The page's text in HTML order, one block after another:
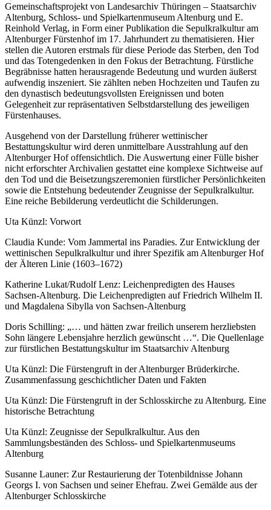
Gemeinschaftsprojekt von Landesarchiv Thüringen – Staatsarchiv
Altenburg, Schloss- und Spielkartenmuseum Altenburg und E.
Reinhold Verlag, in Form einer Publikation die Sepulkralkultur am
Altenburger Fürstenhof im 17. Jahrhundert zu thematisieren. Hier
stellen die Autoren erstmals für diese Periode das Sterben, den Tod
und das Totengedenken in den Fokus der Betrachtung. Fürstliche
Begräbnisse hatten herausragende Bedeutung und wurden äußerst
aufwendig inszeniert. Sie zählten neben Hochzeiten und Taufen zu
den dynastisch bedeutungsvollsten Ereignissen und boten
Gelegenheit zur repräsentativen Selbstdarstellung des jeweiligen
Fürstenhauses.
Ausgehend von der Darstellung früherer wettinischer
Bestattungskultur wird deren unmittelbare Ausstrahlung auf den
Altenburger Hof offensichtlich. Die Auswertung einer Fülle bisher
nicht erforschter Archivalien gestattet eine komplexe Sichtweise auf
den Tod und die Beisetzungszeremonien fürstlicher Persönlichkeiten
sowie die Entstehung bedeutender Zeugnisse der Sepulkralkultur.
Eine reiche Bebilderung verdeutlicht die Schilderungen.
Uta Künzl: Vorwort
Claudia Kunde: Vom Jammertal ins Paradies. Zur Entwicklung der
wettinischen Sepulkralkultur und ihrer Spezifik am Altenburger Hof
der Älteren Linie (1603–1672)
Katherine Lukat/Rudolf Lenz: Leichenpredigten des Hauses
Sachsen-Altenburg. Die Leichenpredigten auf Friedrich Wilhelm II.
und Magdalena Sibylla von Sachsen-Altenburg
Doris Schilling: „… und hätten zwar freilich unserem herzliebsten
Sohn längere Lebensjahre herzlich gewünscht …“. Die Quellenlage
zur fürstlichen Bestattungskultur im Staatsarchiv Altenburg
Uta Künzl: Die Fürstengruft in der Altenburger Brüderkirche.
Zusammenfassung geschichtlicher Daten und Fakten
Uta Künzl: Die Fürstengruft in der Schlosskirche zu Altenburg. Eine
historische Betrachtung
Uta Künzl: Zeugnisse der Sepulkralkultur. Aus den
Sammlungsbeständen des Schloss- und Spielkartenmuseums
Altenburg
Susanne Launer: Zur Restaurierung der Totenbildnisse Johann
Georgs I. von Sachsen und seiner Ehefrau. Zwei Gemälde aus der
Altenburger Schlosskirche